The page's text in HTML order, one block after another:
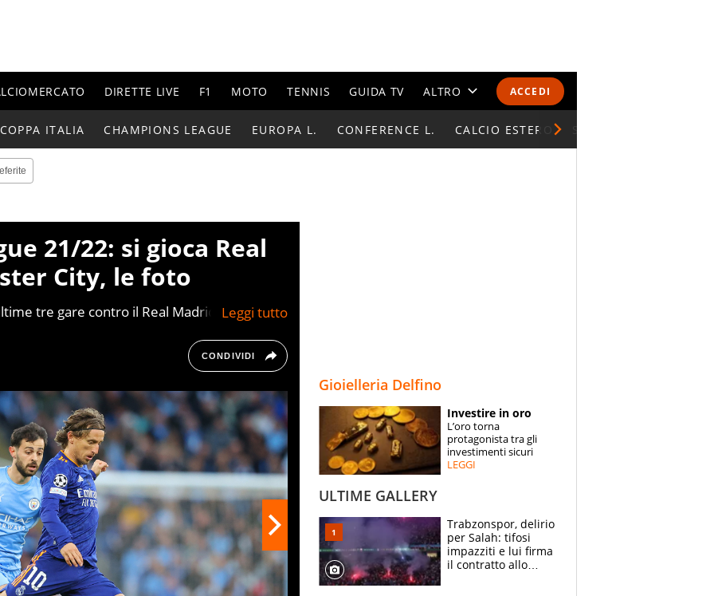
ACCEDI
DIRETTE LIVE F1 MOTO TENNIS GUIDA TV ALTRO
CALENDARI E CLASSIFICHE
ESPERTI
CONTATTI
COPPA ITALIA CHAMPIONS LEAGUE EUROPA L. CONFERENCE L. CALCIO ESTERO
21/22: si gioca Real
City, le foto
tre gare contro il Real Madrid:
l’Ajax tra il 1973 e il 1995 e il Bayern
CONDIVIDI
Gioielleria Delfino
Investire in oro
L’oro torna
protagonista tra gli
investimenti sicuri
LEGGI
ULTIME GALLERY
Trabzonspor, delirio
per Salah: tifosi
impazziti e lui firma
il contratto allo